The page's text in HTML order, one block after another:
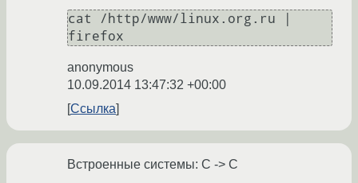
cat /http/www/linux.org.ru |
anonymous
10.09.2014 13:47:32 +00:00
Ссылка
Встроенные системы: С -> C